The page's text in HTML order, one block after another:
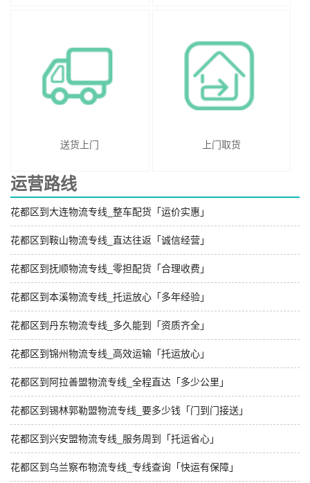
送货上门 上门取货
运营路线
花都区到大连物流专线_整车配货「运价实惠」
花都区到鞍山物流专线_直达往返「诚信经营」
花都区到抚顺物流专线_零担配货「合理收费」
花都区到本溪物流专线_托运放心「多年经验」
花都区到丹东物流专线_多久能到「资质齐全」
花都区到锦州物流专线_高效运输「托运放心」
花都区到阿拉善盟物流专线_全程直达「多少公里」
花都区到锡林郭勒盟物流专线_要多少钱「门到门接送」
花都区到兴安盟物流专线_服务周到「托运省心」
花都区到乌兰察布物流专线_专线查询「快运有保障」